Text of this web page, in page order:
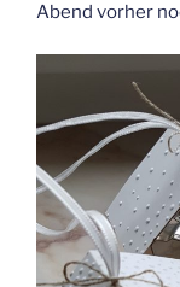
Abend vorher